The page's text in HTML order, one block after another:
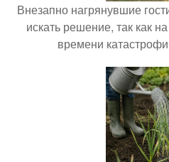
Внезапно нагрянувшие
искать решение, так как
времени